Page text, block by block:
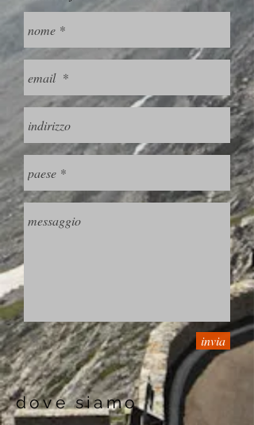
invia
dove siamo